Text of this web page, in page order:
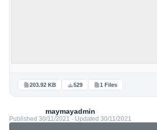
203.92 KB 529 1 Files
maymayadmin
Published 30/11/2021 · Updated 30/11/2021